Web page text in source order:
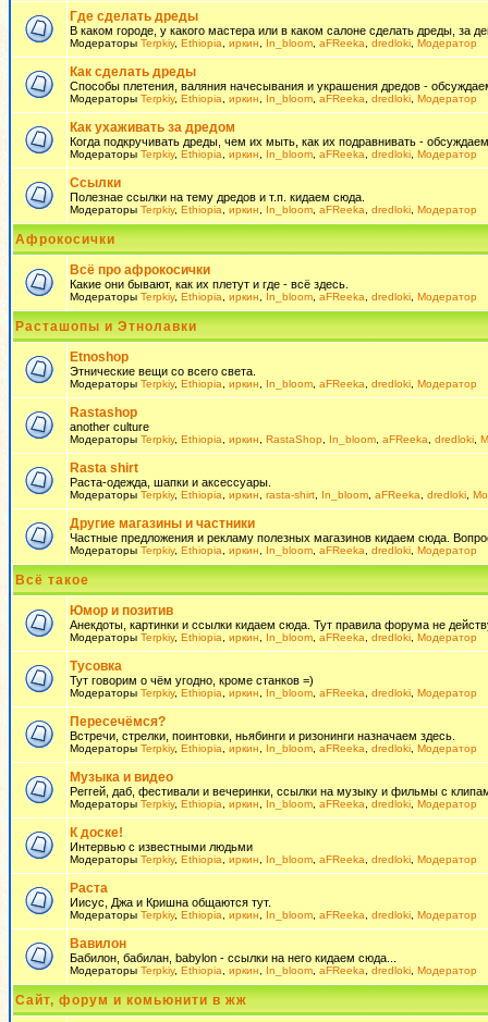
Где сделать дреды
В каком городе, у какого мастера или в каком салоне сделать дреды, за
Модераторы Terpkiy, Ethiopia иркин In_bloom aFReeka dredloki Модератор
Как сделать дреды
Способы плетения, валяния начесывания и украшения дредов -
Модераторы Terpkiy, Ethiopia иркин In_bloom aFReeka dredloki Модератор
Как ухаживать за дредом
Когда подкручивать дреды, чем их мыть, как их подравнивать - обсуждаем
Модераторы Terpkiy, Ethiopia иркин In_bloom aFReeka dredloki Модератор
Ссылки
Полезнае ссылки на тему дредов и т.п. кидаем сюда.
Модераторы Terpkiy, Ethiopia иркин In_bloom aFReeka dredloki Модератор
Афрокосички
Всё про афрокосички
Какие они бывают, как их плетут и где - всё здесь.
Модераторы Terpkiy, Ethiopia иркин In_bloom aFReeka dredloki Модератор
Расташопы и Этнолавки
Etnoshop
Этнические вещи со всего света.
Модераторы Terpkiy, Ethiopia иркин In_bloom aFReeka dredloki Модератор
Rastashop
another culture
Модераторы Terpkiy, Ethiopia иркин RastaShop In_bloom aFReeka dredloki
Rasta shirt
Раста-одежда, шапки и аксессуары.
Модераторы Terpkiy, Ethiopia иркин rasta-shirt In_bloom aFReeka dredloki
Другие магазины и частники
Частные предложения и рекламу полезных магазинов кидаем сюда.
Модераторы Terpkiy, Ethiopia иркин In_bloom aFReeka dredloki Модератор
Всё такое
Юмор и позитив
Анекдоты, картинки и ссылки кидаем сюда. Тут правила форума не
Модераторы Terpkiy, Ethiopia иркин In_bloom aFReeka dredloki Модератор
Тусовка
Тут говорим о чём угодно, кроме станков =)
Модераторы Terpkiy, Ethiopia иркин In_bloom aFReeka dredloki Модератор
Пересечёмся?
Встречи, стрелки, поинтовки, ньябинги и ризонинги назначаем здесь.
Модераторы Terpkiy, Ethiopia иркин In_bloom aFReeka dredloki Модератор
Музыка и видео
Реггей, даб, фестивали и вечеринки, ссылки на музыку и фильмы с
Модераторы Terpkiy, Ethiopia иркин In_bloom aFReeka dredloki Модератор
К доске!
Интервью с известными людьми
Модераторы Terpkiy, Ethiopia иркин In_bloom aFReeka dredloki Модератор
Раста
Иисус, Джа и Кришна общаются тут.
Модераторы Terpkiy, Ethiopia иркин In_bloom aFReeka dredloki Модератор
Вавилон
Бабилон, бабилан, babylon - ссылки на него кидаем сюда...
Модераторы Terpkiy, Ethiopia иркин In_bloom aFReeka dredloki Модератор
Сайт, форум и комьюнити в жж